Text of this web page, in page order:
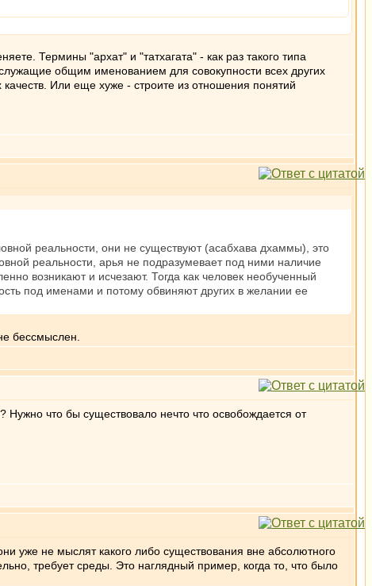
Термины "архат" и "татхагата" - как раз такого типа
общим именованием для совокупности всех других
Или еще хуже - строите из отношения понятий
реальности, они не существуют (асабхава дхаммы), это
реальности, арья не подразумевает под ними наличие
возникают и исчезают. Тогда как человек необученный
под именами и потому обвиняют других в желании ее
бессмыслен.
Нужно что бы существовало нечто что освобождается от
уже не мыслят какого либо существования вне абсолютного
требует среды. Это наглядный пример, когда то, что было